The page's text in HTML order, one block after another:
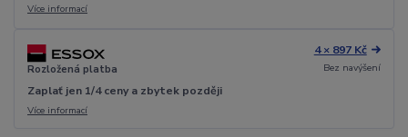
Více informací
Rozložená platba
4 × 897 Kč
Bez navýšení
Zaplať jen 1/4 ceny a zbytek později
Více informací